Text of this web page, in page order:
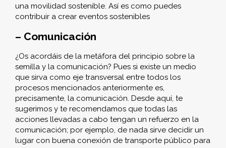
una movilidad sostenible. Así es como puedes
contribuir a crear eventos sostenibles
– Comunicación
¿Os acordáis de la metáfora del principio sobre la
semilla y la comunicación? Pues si existe un medio
que sirva como eje transversal entre todos los
procesos mencionados anteriormente es,
precisamente, la comunicación. Desde aquí, te
sugerimos y te recomendamos que todas las
acciones llevadas a cabo tengan un refuerzo en la
comunicación; por ejemplo, de nada sirve decidir un
lugar con buena conexión de transporte público para